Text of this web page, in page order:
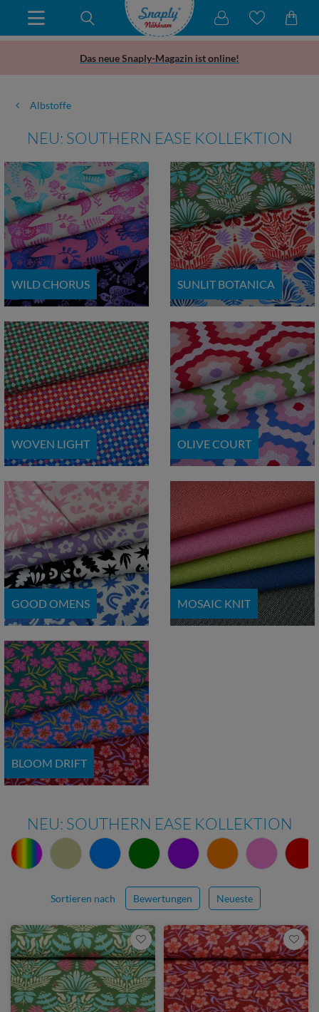
Das neue Snaply-Magazin ist online!
Albstoffe
NEU: SOUTHERN EASE KOLLEKTION
WILD CHORUS SUNLIT BOTANICA
WOVEN LIGHT OLIVE COURT
GOOD OMENS MOSAIC KNIT
BLOOM DRIFT
NEU: SOUTHERN EASE KOLLEKTION
Sortieren nach Bewertungen Neueste